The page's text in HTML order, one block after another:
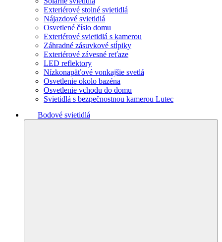
Exteriérové stolné svietidlá
Nájazdové svietidlá
Osvetlené číslo domu
Exteriérové svietidlá s kamerou
Záhradné zásuvkové stĺpiky
Exteriérové závesné reťaze
LED reflektory
Nízkonapäťové vonkajšie svetlá
Osvetlenie okolo bazéna
Osvetlenie vchodu do domu
Svietidlá s bezpečnostnou kamerou Lutec
Bodové svietidlá